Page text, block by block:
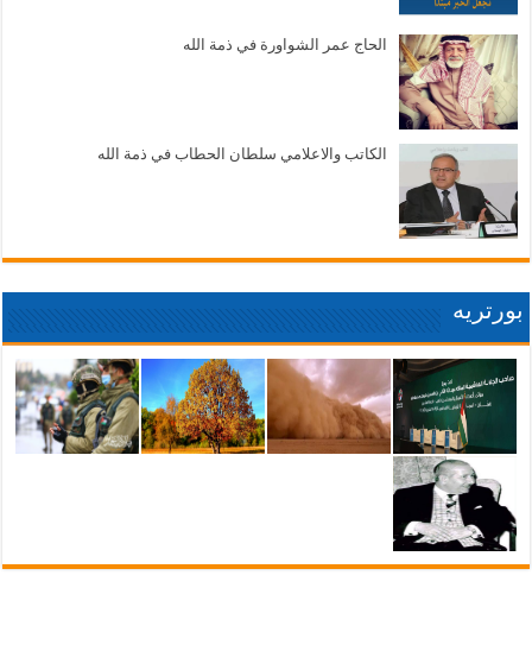
الحاج عمر الشواورة في ذمة الله
الكاتب والاعلامي سلطان الحطاب في ذمة الله
بورتريه